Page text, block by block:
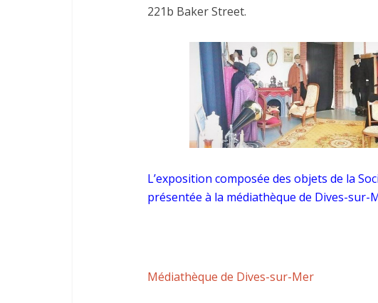
221b Baker Street.
L’exposition composée des objets de la
présentée à la médiathèque de Dives-sur-
Médiathèque de Dives-sur-Mer